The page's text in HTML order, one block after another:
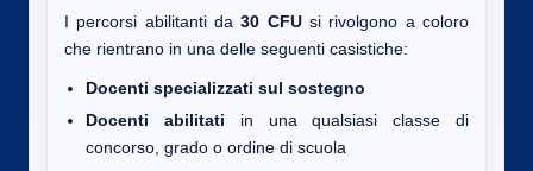
I percorsi abilitanti da30 CFUsi rivolgono a coloro
che rientrano in una delle seguenti casistiche:
Docenti specializzati sul sostegno
Docenti abilitati in una qualsiasi classe di
concorso, grado o ordine di scuola